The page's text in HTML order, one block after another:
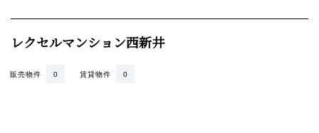
レクセルマンション西新井
賃貸物件 0
販売物件 0